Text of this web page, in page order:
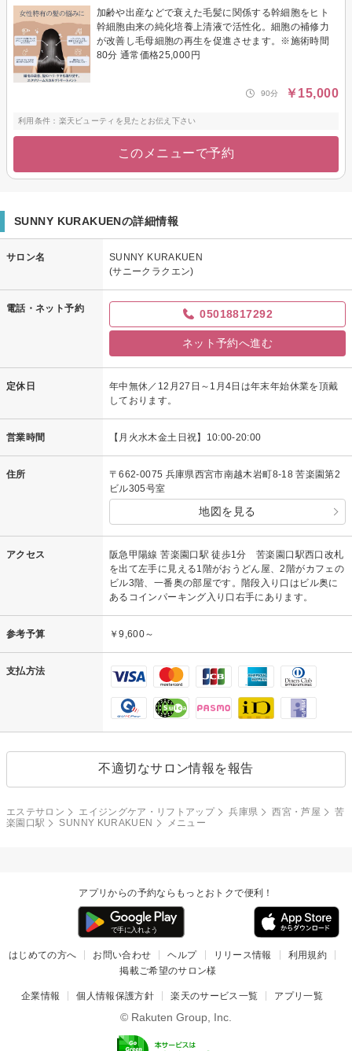
加齢や出産などで衰えた毛髪に関係する幹細胞をヒト
幹細胞由来の純化培養上清液で活性化。細胞の補修力
が改善し毛母細胞の再生を促進させます。※施術時間
80分 通常価格25,000円
90分 ￥15,000
利用条件：楽天ビューティを見たとお伝え下さい
このメニューで予約
SUNNY KURAKUENの詳細情報
サロン名
SUNNY KURAKUEN
(サニークラクエン)
電話・ネット予約 05018817292
ネット予約へ進む
定休日
年中無休／12月27日～1月4日は年末年始休業を頂戴
しております。
営業時間 【月火水木金土日祝】10:00-20:00
住所
〒662-0075 兵庫県西宮市南越木岩町8-18 苦楽園第2
ビル305号室
地図を見る
アクセス
阪急甲陽線 苦楽園口駅 徒歩1分 苦楽園口駅西口改札
を出て左手に見える1階がおうどん屋、2階がカフェの
ビル3階、一番奥の部屋です。階段入り口はビル奥に
あるコインパーキング入り口右手にあります。
参考予算 ￥9,600～
支払方法
不適切なサロン情報を報告
エステサロン エイジングケア・リフトアップ 兵庫県 西宮・芦屋
苦
楽園口駅
SUNNY KURAKUEN メニュー
アプリからの予約ならもっとおトクで便利！
はじめての方へ お問い合わせ ヘルプ リリース情報
利用規約
掲載ご希望のサロン様
企業情報 個人情報保護方針 楽天のサービス一覧 アプリ一覧
© Rakuten Group, Inc.